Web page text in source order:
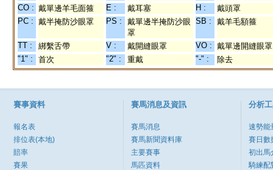
CO : 戴單邊羊毛面箍 E : 戴耳塞 H :
戴頭罩
PC : 戴半掩防沙眼罩 PS :
戴單邊半掩防沙眼
罩
SB : 戴羊毛額箍
TT : 綁繫舌帶 V : 戴開縫眼罩 VO : 戴單邊開縫眼罩
"1" :
首次 "2" : 重戴 "-" : 除去
賽事資料
報名表
排位表(本地)
賠率
賽果
賽馬消息及資訊
賽馬消息
賽馬新聞資料庫
主要賽事
馬匹資料
分析
速勢能
賽日數
初出馬
騎練配